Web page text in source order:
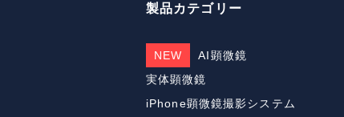
製品カテゴリー
NEW
AI顕微鏡
実体顕微鏡
iPhone顕微鏡撮影システム